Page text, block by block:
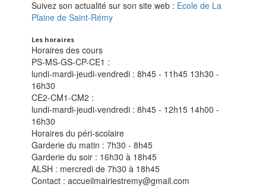
Suivez son actualité sur son site web : Ecole de La
Plaine de Saint-Rémy
Les horaires
Horaires des cours
PS-MS-GS-CP-CE1 :
lundi-mardi-jeudi-vendredi : 8h45 - 11h45 13h30 -
16h30
CE2-CM1-CM2 :
lundi-mardi-jeudi-vendredi : 8h45 - 12h15 14h00 -
16h30
Horaires du péri-scolaire
Garderie du matin : 7h30 - 8h45
Garderie du soir : 16h30 à 18h45
ALSH : mercredi de 7h30 à 18h45
Contact : accueilmairiestremy@gmail.com